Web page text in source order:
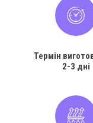
Термін
2-3 дні